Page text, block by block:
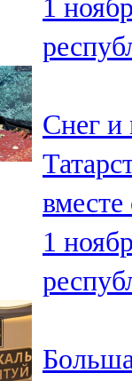
1
Снег и
1